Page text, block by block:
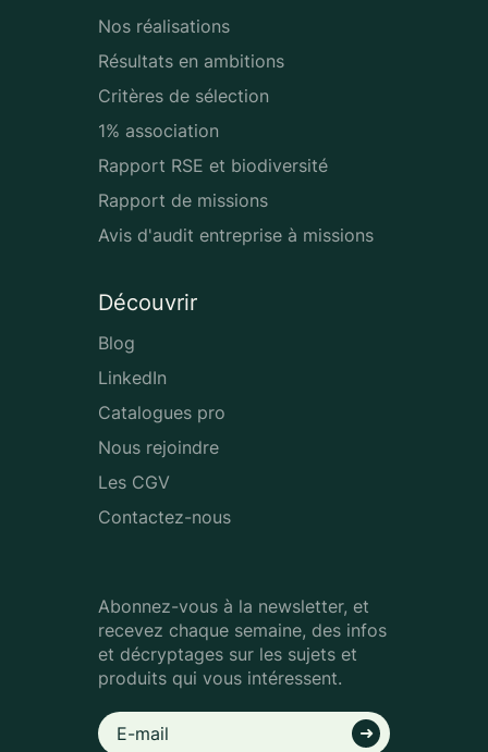
Nos réalisations
Résultats en ambitions
Critères de sélection
1% association
Rapport RSE et biodiversité
Rapport de missions
Avis d'audit entreprise à missions
Découvrir
Blog
LinkedIn
Catalogues pro
Nous rejoindre
Les CGV
Contactez-nous
Abonnez-vous à la newsletter, et
recevez chaque semaine, des infos
et décryptages sur les sujets et
produits qui vous intéressent.